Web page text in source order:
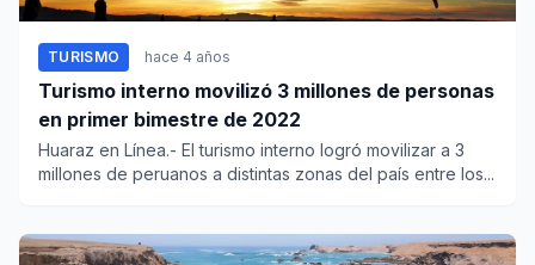
TURISMO hace 4 años
Turismo interno movilizó 3 millones de personas
en primer bimestre de 2022
Huaraz en Línea.- El turismo interno logró movilizar a 3
millones de peruanos a distintas zonas del país entre los...